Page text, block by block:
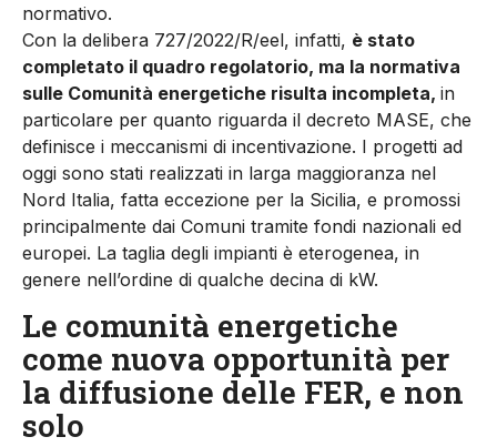
normativo.
Con la delibera 727/2022/R/eel, infatti, è stato
completato il quadro regolatorio, ma la normativa
sulle Comunità energetiche risulta incompleta, in
particolare per quanto riguarda il decreto MASE, che
definisce i meccanismi di incentivazione. I progetti ad
oggi sono stati realizzati in larga maggioranza nel
Nord Italia, fatta eccezione per la Sicilia, e promossi
principalmente dai Comuni tramite fondi nazionali ed
europei. La taglia degli impianti è eterogenea, in
genere nell’ordine di qualche decina di kW.
Le comunità energetiche
come nuova opportunità per
la diffusione delle FER, e non
solo